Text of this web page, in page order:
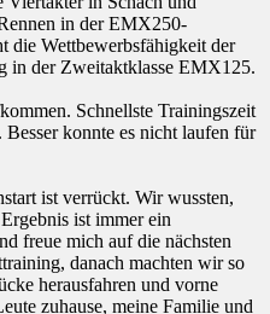
in der EMX250-
die Wettbewerbsfähigkeit der
in der Zweitaktklasse EMX125.
Schnellste Trainingszeit
konnte es nicht laufen für
ist verrückt. Wir wussten,
ist immer ein
freue mich auf die nächsten
danach machten wir so
herausfahren und vorne
zuhause, meine Familie und